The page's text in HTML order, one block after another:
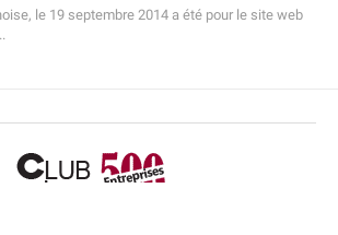
le 19 septembre 2014 a été pour le site web